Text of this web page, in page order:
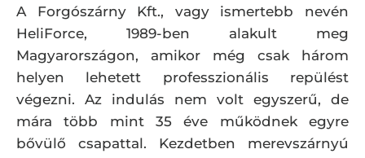
A Forgószárny Kft., vagy ismertebb nevén
HeliForce, 1989-ben alakult meg
Magyarországon, amikor még csak három
helyen lehetett professzionális repülést
végezni. Az indulás nem volt egyszerű, de
mára több mint 35 éve működnek egyre
bővülő csapattal. Kezdetben merevszárnyú